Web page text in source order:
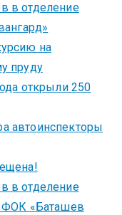
в отделение
на
пруду
открыли 250
автоинспекторы
в отделение
ФОК «Баташев